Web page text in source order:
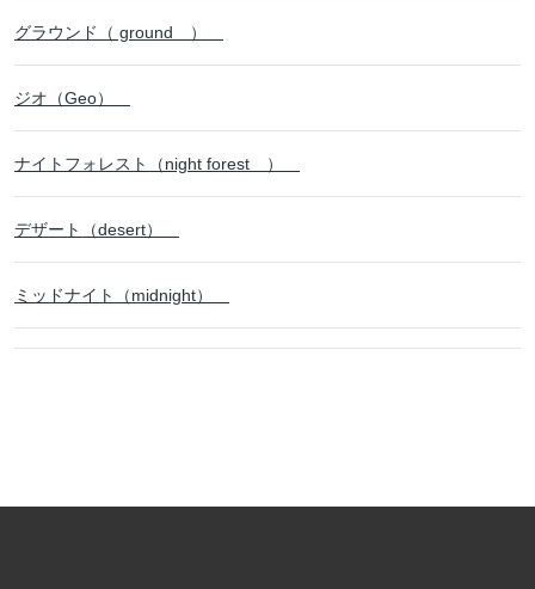
グラウンド（ ground ）
ジオ（Geo）
ナイトフォレスト（night forest ）
デザート（desert）
ミッドナイト（midnight）